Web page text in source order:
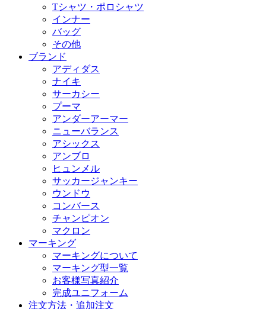
Tシャツ・ポロシャツ
インナー
バッグ
その他
ブランド
アディダス
ナイキ
サーカシー
プーマ
アンダーアーマー
ニューバランス
アシックス
アンブロ
ヒュンメル
サッカージャンキー
ウンドウ
コンバース
チャンピオン
マクロン
マーキング
マーキングについて
マーキング型一覧
お客様写真紹介
完成ユニフォーム
注文方法・追加注文